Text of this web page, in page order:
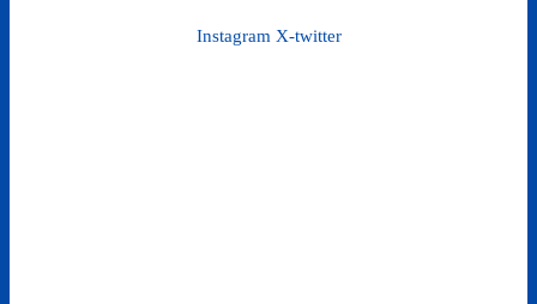
Instagram X-twitter